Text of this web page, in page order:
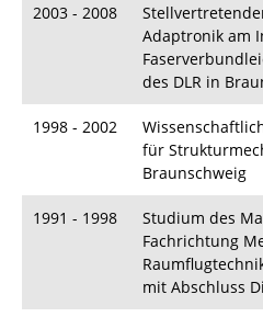
2003 - 2008
Adaptronik am
des DLR in
1998 - 2002
für
Braunschweig
1991 - 1998
Studium des
Fachrichtung
mit Abschluss